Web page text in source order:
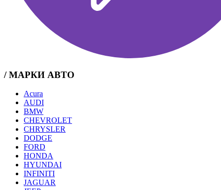
/ МАРКИ АВТО
Acura
AUDI
BMW
CHEVROLET
CHRYSLER
DODGE
FORD
HONDA
HYUNDAI
INFINITI
JAGUAR